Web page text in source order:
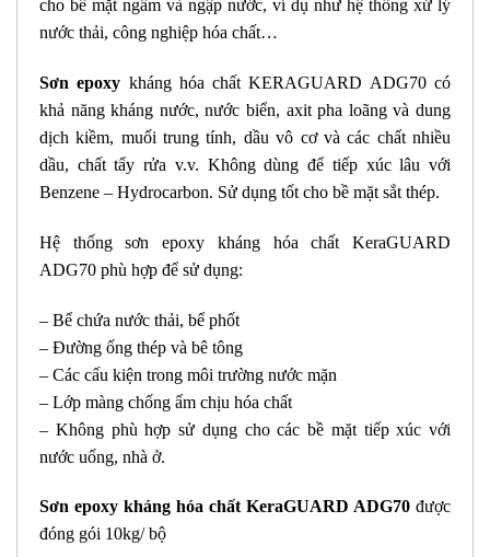
cho bề mặt ngầm và ngập nước, ví dụ như hệ thống xử lý
nước thải, công nghiệp hóa chất…
Sơn epoxy kháng hóa chất KERAGUARD ADG70 có
khả năng kháng nước, nước biển, axit pha loãng và dung
dịch kiềm, muối trung tính, dầu vô cơ và các chất nhiều
dầu, chất tẩy rửa v.v. Không dùng để tiếp xúc lâu với
Benzene – Hydrocarbon. Sử dụng tốt cho bề mặt sắt thép.
Hệ thống sơn epoxy kháng hóa chất KeraGUARD
ADG70 phù hợp để sử dụng:
– Bể chứa nước thải, bể phốt
– Đường ống thép và bê tông
– Các cấu kiện trong môi trường nước mặn
– Lớp màng chống ẩm chịu hóa chất
– Không phù hợp sử dụng cho các bề mặt tiếp xúc với
nước uống, nhà ở.
Sơn epoxy kháng hóa chất KeraGUARD ADG70 được
đóng gói 10kg/ bộ